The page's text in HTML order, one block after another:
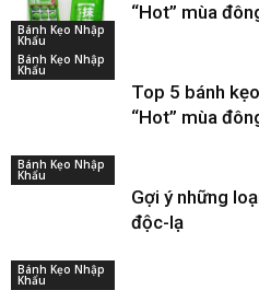
Bánh Kẹo Nhập
Khẩu
“Hot” mùa
Bánh Kẹo Nhập
Khẩu
Top 5 bánh
“Hot” mùa
Bánh Kẹo Nhập
Khẩu
Gợi ý những
độc-lạ
Bánh Kẹo Nhập
Khẩu